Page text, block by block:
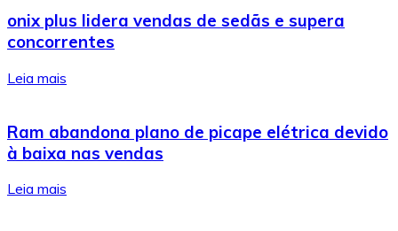
onix plus lidera vendas de sedãs e supera
concorrentes
Leia mais
Ram abandona plano de picape elétrica devido
à baixa nas vendas
Leia mais